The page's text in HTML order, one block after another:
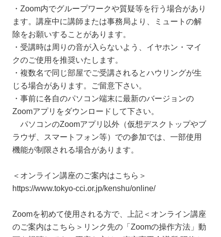
・Zoom内でグループワークや質疑等を行う場合があり
ます。講座中に講師または事務局より、ミュートの解
除をお願いすることがあります。
・受講時は周りの音が入らないよう、イヤホン・マイ
クのご使用を推奨いたします。
・複数名で同じ部屋でご受講されるとハウリングが生
じる場合があります。ご留意下さい。
・事前に各自のパソコン端末に最新のバージョンの
Zoomアプリをダウンロードして下さい。
パソコンのZoomアプリ以外（仮想デスクトップやブ
ラウザ、スマートフォン等）での参加では、一部使用
機能が制限される場合があります。
＜オンライン講座のご案内はこちら＞
https://www.tokyo-cci.or.jp/kenshu/online/
Zoomを初めて使用される方で、上記＜オンライン講座
のご案内はこちら＞リンク先の「Zoomの操作方法」動